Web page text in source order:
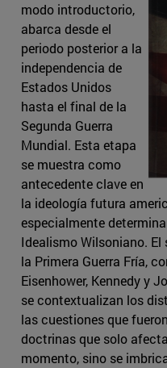
modo introductorio,
abarca desde el
periodo posterior a la
independencia de
Estados Unidos
hasta el final de la
Segunda Guerra
Mundial. Esta etapa
se muestra como
antecedente clave en
la ideología futura
especialmente
Idealismo Wilsoniano.
la Primera Guerra Fría,
Eisenhower, Kennedy y
se contextualizan los
las cuestiones que
doctrinas que solo
momento, sino se